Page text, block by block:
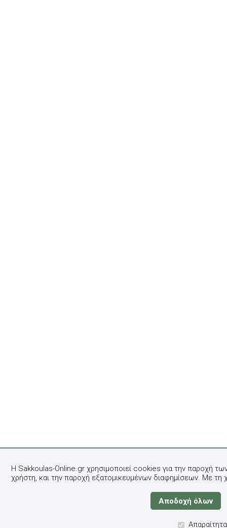
Η Sakkoulas-Online.gr χρησιμοποιεί cookies για την παροχή
χρήστη, και την παροχή εξατομικευμένων διαφημίσεων. Με